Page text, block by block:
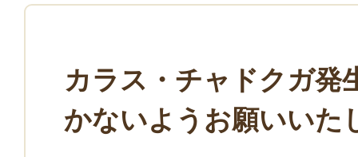
カラス・チャドクガ発
かないようお願いいた